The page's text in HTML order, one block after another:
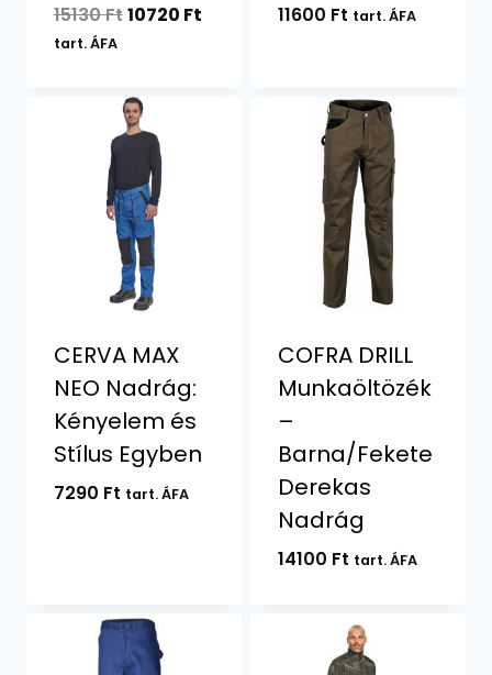
15130FtOriginal
15130 Ft.
10720 FtCurrent
tart. ÁFA
11600 Ft tart. ÁFA
CERVA MAX
NEO Nadrág:
Kényelem és
Stílus Egyben
7290 Ft tart. ÁFA
COFRA DRILL
Munkaöltözék
–
Barna/Fekete
Derekas
Nadrág
14100 Ft tart. ÁFA